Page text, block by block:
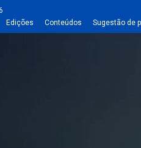
Edições Conteúdos Sugestão de